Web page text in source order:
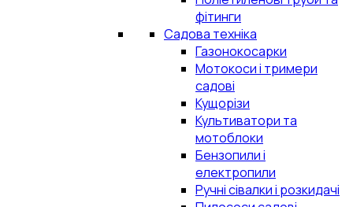
фітинги
Садова техніка
Газонокосарки
Мотокоси і тримери
садові
Кущорізи
Культиватори та
мотоблоки
Бензопили і
електропили
Ручні сівалки і розкидачі